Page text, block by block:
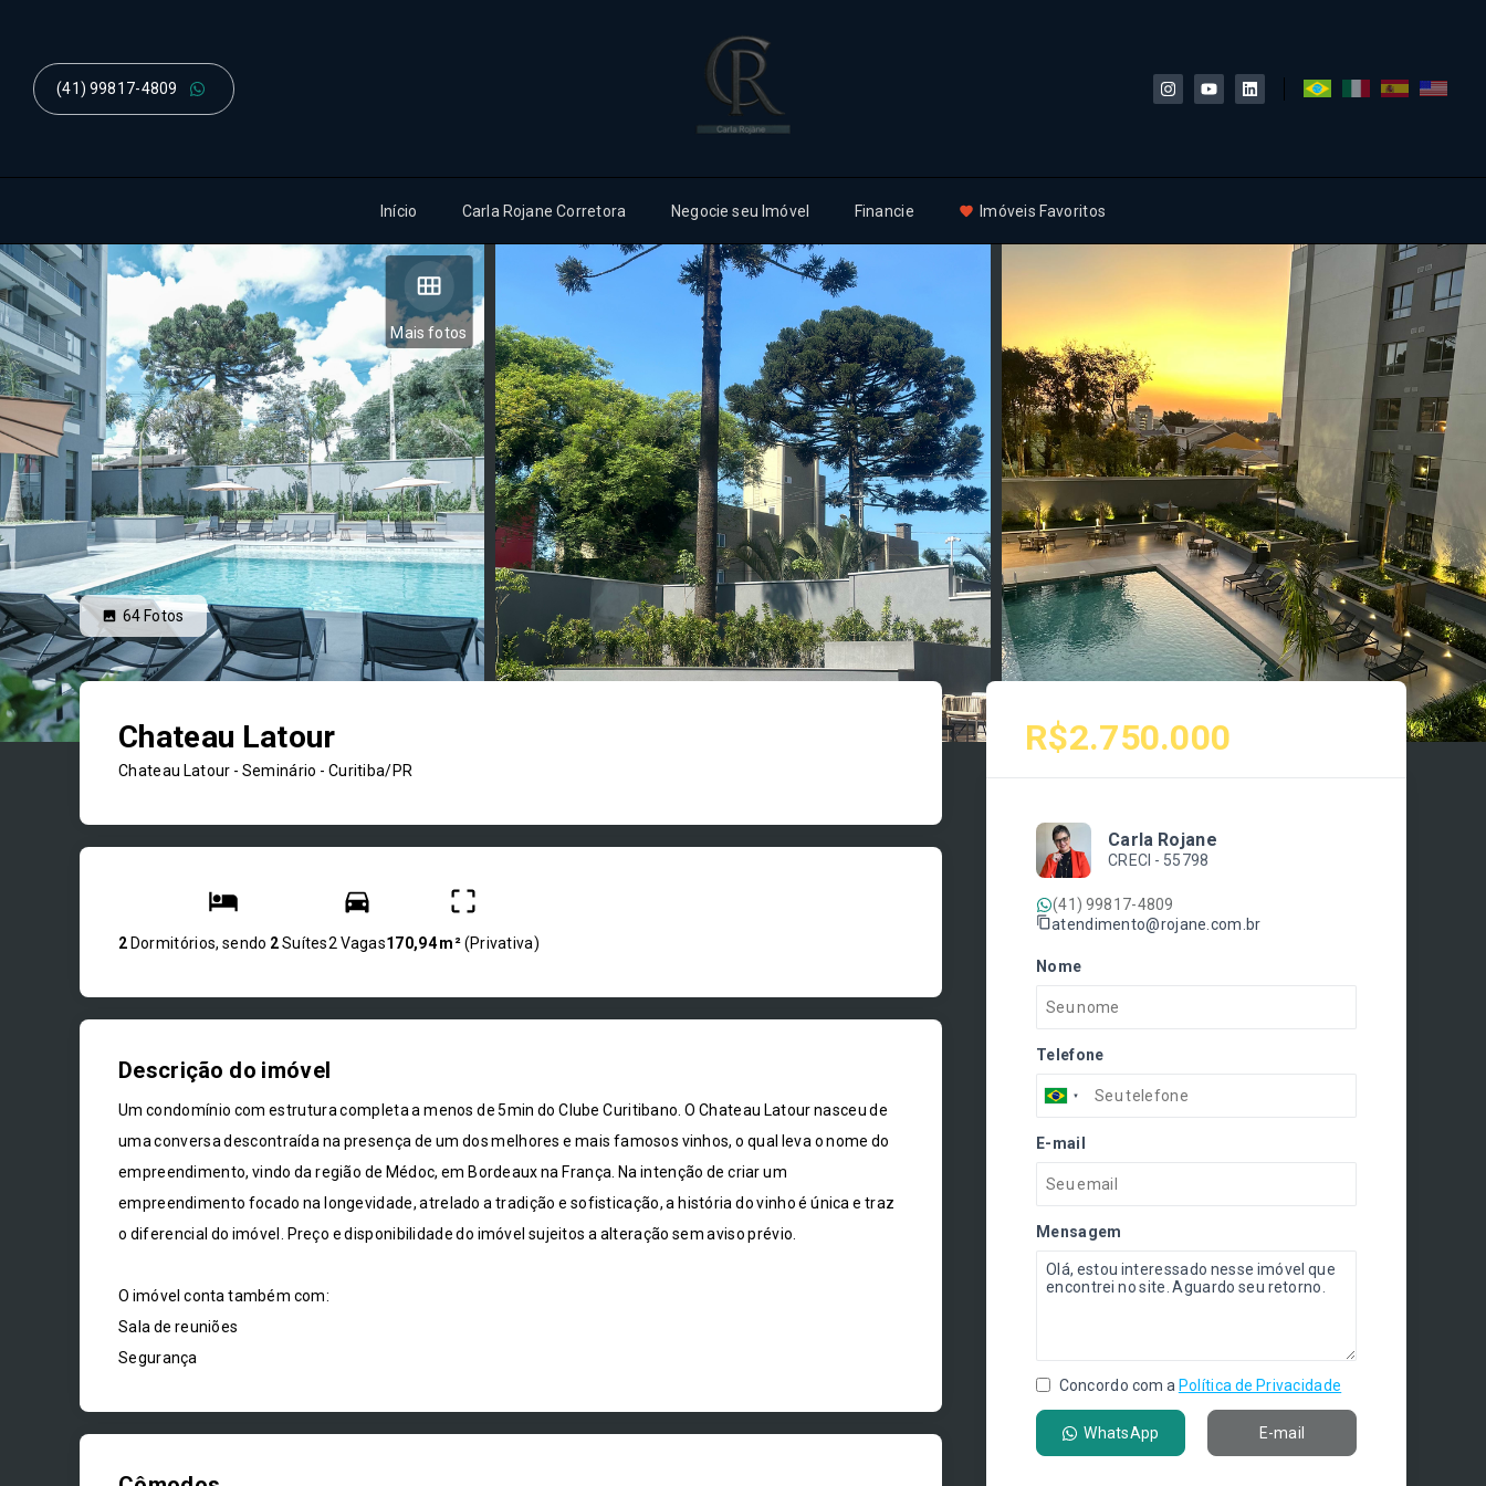
(41) 99817-4809
Início Carla Rojane Corretora Negocie seu Imóvel Financie Imóveis Favoritos
Mais fotos
64 Fotos
Chateau Latour
Chateau Latour - Seminário - Curitiba/PR
2 Dormitórios, sendo 2Suítes2 Vagas170,94 m²(Privativa)
Descrição do imóvel
Um condomínio com estrutura completa a menos de 5min do Clube Curitibano. O Chateau Latour nasceu de
uma conversa descontraída na presença de um dos melhores e mais famosos vinhos, o qual leva o nome do
empreendimento, vindo da região de Médoc, em Bordeaux na França. Na intenção de criar um
empreendimento focado na longevidade, atrelado a tradição e sofisticação, a história do vinho é única e traz
o diferencial do imóvel. Preço e disponibilidade do imóvel sujeitos a alteração sem aviso prévio.
O imóvel conta também com:
Sala de reuniões
Segurança
R$2.750.000
Carla Rojane
CRECI - 55798
(41) 99817-4809
atendimento@rojane.com.br
Nome
Telefone
E-mail
Mensagem
Concordo com a Política de Privacidade
WhatsApp E-mail